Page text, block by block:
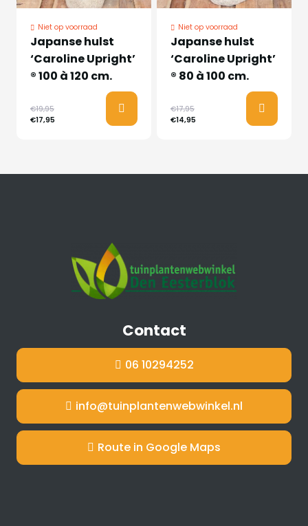
Niet op voorraad
Japanse hulst
‘Caroline Upright’
® 100 à 120 cm.
€19,95
€17,95
Niet op voorraad
Japanse hulst
‘Caroline Upright’
® 80 à 100 cm.
€17,95
€14,95
Contact
06 10294252
info@tuinplantenwebwinkel.nl
Route in Google Maps